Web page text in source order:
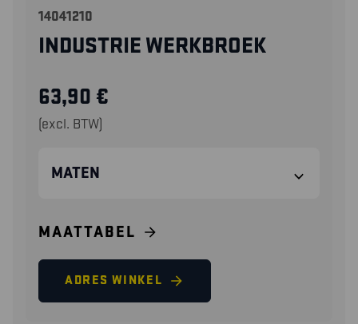
14041210
INDUSTRIE WERKBROEK
63,90 €
(excl. BTW)
MATEN
MAATTABEL
ADRES WINKEL